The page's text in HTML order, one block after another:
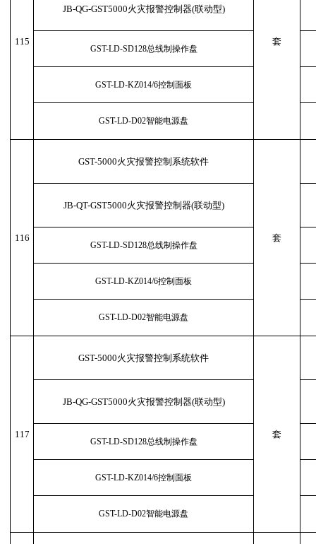
115 套
JB-QG-GST5000火灾报警控制器(联动型)
GST-LD-SD128总线制操作盘
GST-LD-KZ014/6控制面板
GST-LD-D02智能电源盘
116
GST-5000火灾报警控制系统软件
套
JB-QT-GST5000火灾报警控制器(联动型)
GST-LD-SD128总线制操作盘
GST-LD-KZ014/6控制面板
GST-LD-D02智能电源盘
117
GST-5000火灾报警控制系统软件
套
JB-QG-GST5000火灾报警控制器(联动型)
GST-LD-SD128总线制操作盘
GST-LD-KZ014/6控制面板
GST-LD-D02智能电源盘